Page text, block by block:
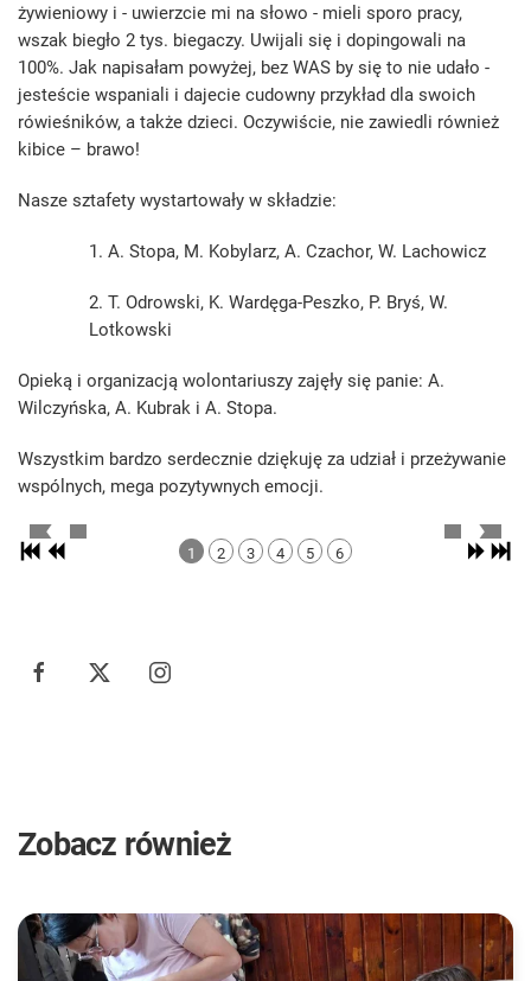
żywieniowy i - uwierzcie mi na słowo - mieli sporo pracy,
wszak biegło 2 tys. biegaczy. Uwijali się i dopingowali na
100%. Jak napisałam powyżej, bez WAS by się to nie udało -
jesteście wspaniali i dajecie cudowny przykład dla swoich
rówieśników, a także dzieci. Oczywiście, nie zawiedli również
kibice – brawo!
Nasze sztafety wystartowały w składzie:
1. A. Stopa, M. Kobylarz, A. Czachor, W. Lachowicz
2. T. Odrowski, K. Wardęga-Peszko, P. Bryś, W.
Lotkowski
Opieką i organizacją wolontariuszy zajęły się panie: A.
Wilczyńska, A. Kubrak i A. Stopa.
Wszystkim bardzo serdecznie dziękuję za udział i przeżywanie
wspólnych, mega pozytywnych emocji.
1 2 3 4 5 6
Zobacz również